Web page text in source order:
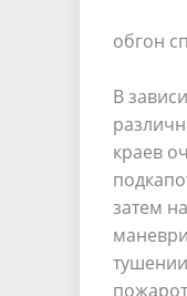
обгон
В
краев
затем